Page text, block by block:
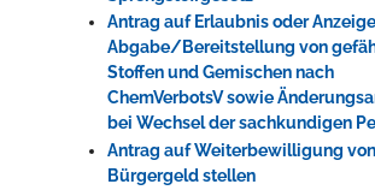
Antrag auf Erlaubnis oder
Abgabe/Bereitstellung von
Stoffen und Gemischen nach
ChemVerbotsV sowie
bei Wechsel der sachkundigen
Antrag auf Weiterbewilligung von
Bürgergeld stellen